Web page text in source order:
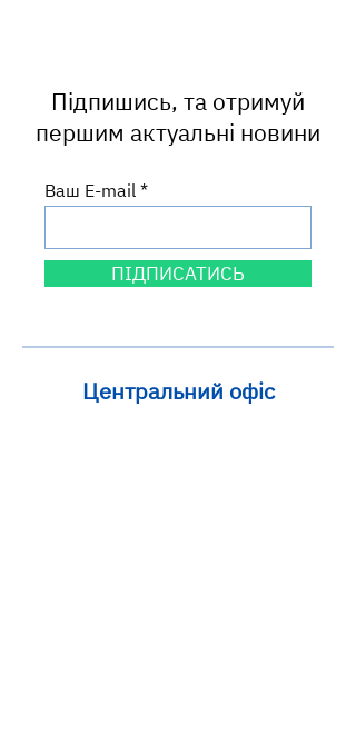
Підпишись, та отримуй
першим актуальні новини
Ваш E-mail
ПІДПИСАТИСЬ
Центральний офіс